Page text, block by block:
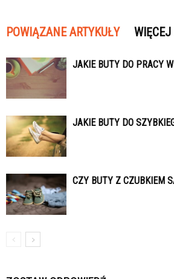
POWIĄZANE ARTYKUŁY
JAKIE BUTY DO PRACY
JAKIE BUTY DO
CZY BUTY Z CZUBKIEM